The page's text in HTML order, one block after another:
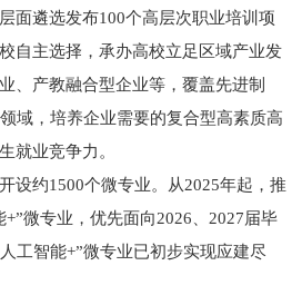
面遴选发布100个高层次职业培训项
自主选择，承办高校立足区域产业发
、产教融合型企业等，覆盖先进制
域，培养企业需要的复合型高素质高
就业竞争力。
设约1500个微专业。从2025年起，推
微专业，优先面向2026、2027届毕
工智能+”微专业已初步实现应建尽